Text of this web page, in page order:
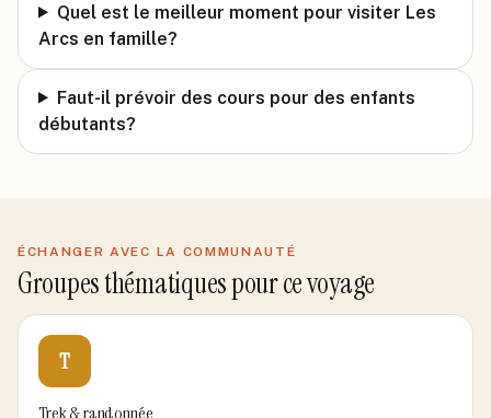
Quel est le meilleur moment pour visiter Les
Arcs en famille?
Faut-il prévoir des cours pour des enfants
débutants?
ÉCHANGER AVEC LA COMMUNAUTÉ
Groupes thématiques pour ce voyage
T
Trek & randonnée